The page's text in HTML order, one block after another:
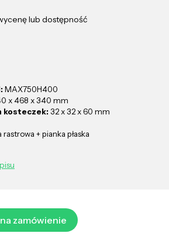
lub dostępność
MAX750H400
x 468 x 340 mm
kosteczek: 32 x 32 x 60 mm
rastrowa + pianka płaska
zamówienie